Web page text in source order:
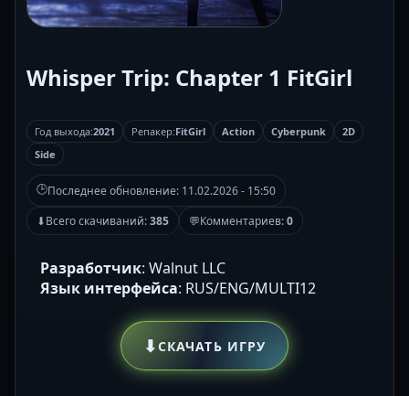
Whisper Trip: Chapter 1 FitGirl
Год выхода:2021 Репакер:FitGirl Action Cyberpunk
2D
Side
🕒Последнее обновление: 11.02.2026 - 15:50
⬇Всего скачиваний:385 💬Комментариев:0
Разработчик: Walnut LLC
Язык интерфейса: RUS/ENG/MULTI12
⬇СКАЧАТЬ ИГРУ